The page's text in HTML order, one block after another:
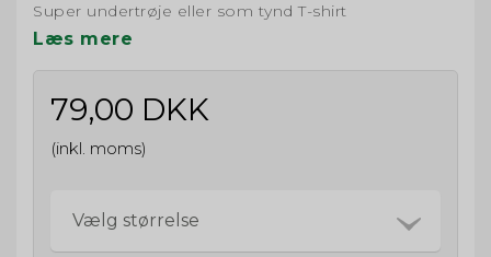
Super undertrøje eller som tynd T-shirt
Læs mere
79,00 DKK
(inkl. moms)
Vælg størrelse